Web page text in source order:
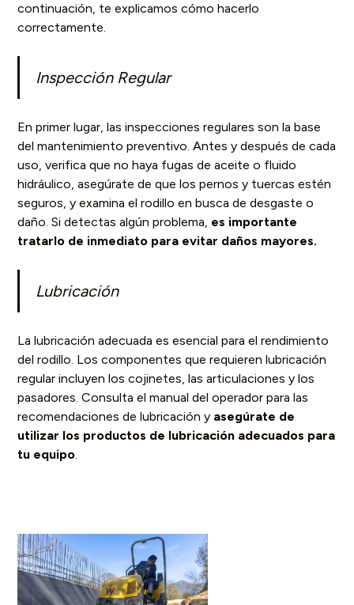
continuación, te explicamos cómo hacerlo
correctamente.
Inspección Regular
En primer lugar, las inspecciones regulares son la base
del mantenimiento preventivo. Antes y después de cada
uso, verifica que no haya fugas de aceite o fluido
hidráulico, asegúrate de que los pernos y tuercas estén
seguros, y examina el rodillo en busca de desgaste o
daño. Si detectas algún problema, es importante
tratarlo de inmediato para evitar daños mayores.
Lubricación
La lubricación adecuada es esencial para el rendimiento
del rodillo. Los componentes que requieren lubricación
regular incluyen los cojinetes, las articulaciones y los
pasadores. Consulta el manual del operador para las
recomendaciones de lubricación y asegúrate de
utilizar los productos de lubricación adecuados para
tu equipo.